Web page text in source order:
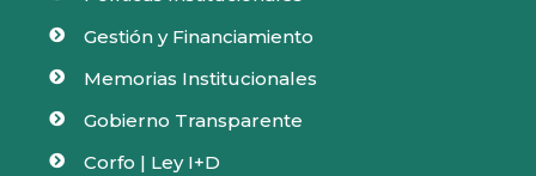
 Gestión y Financiamiento
 Memorias Institucionales
 Gobierno Transparente
 Corfo | Ley I+D